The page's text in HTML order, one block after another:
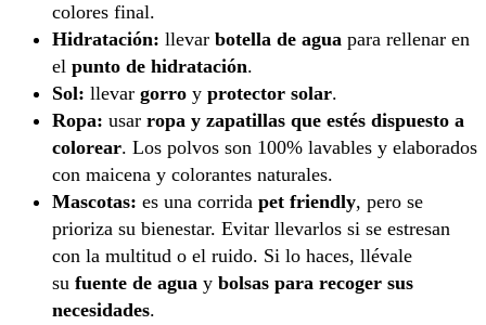
colores final.
Hidratación: llevar botella de agua para rellenar en
el punto de hidratación.
Sol: llevar gorro y protector solar.
Ropa: usar ropa y zapatillas que estés dispuesto a
colorear. Los polvos son 100% lavables y elaborados
con maicena y colorantes naturales.
Mascotas: es una corrida pet friendly, pero se
prioriza su bienestar. Evitar llevarlos si se estresan
con la multitud o el ruido. Si lo haces, llévale
su fuente de agua y bolsas para recoger sus
necesidades.